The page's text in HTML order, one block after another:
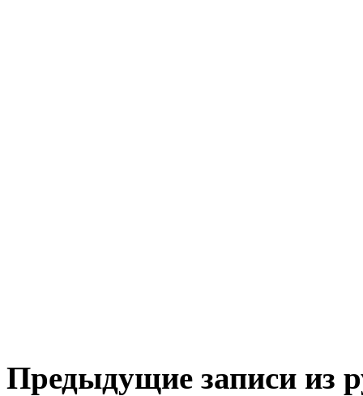
Предыдущие записи из